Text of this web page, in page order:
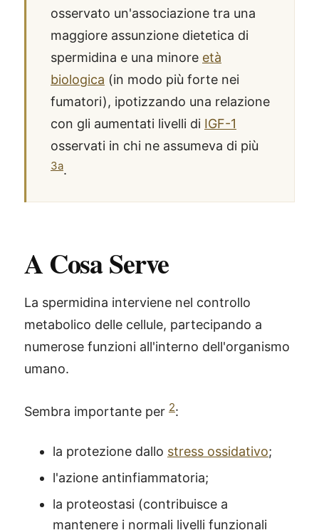
osservato un'associazione tra una
maggiore assunzione dietetica di
spermidina e una minore età
biologica (in modo più forte nei
fumatori), ipotizzando una relazione
con gli aumentati livelli di IGF-1
osservati in chi ne assumeva di più
3a.
A Cosa Serve
La spermidina interviene nel controllo
metabolico delle cellule, partecipando a
numerose funzioni all'interno dell'organismo
umano.
Sembra importante per 2:
la protezione dallo stress ossidativo;
l'azione antinfiammatoria;
la proteostasi (contribuisce a
mantenere i normali livelli funzionali